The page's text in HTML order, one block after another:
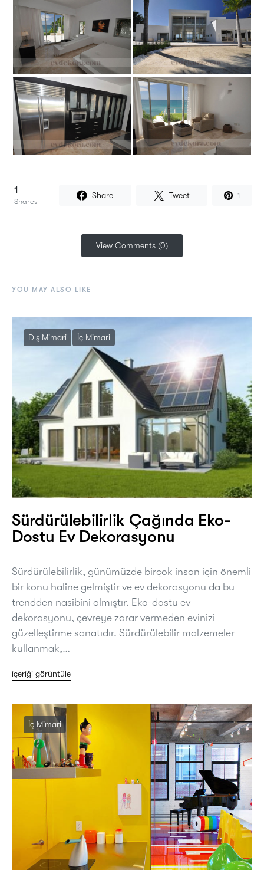
1
Shares
Share Tweet 1
View Comments (0)
YOU MAY ALSO LIKE
Dış Mimari İç Mimari
Sürdürülebilirlik Çağında Eko-
Dostu Ev Dekorasyonu
Sürdürülebilirlik, günümüzde birçok insan için önemli
bir konu haline gelmiştir ve ev dekorasyonu da bu
trendden nasibini almıştır. Eko-dostu ev
dekorasyonu, çevreye zarar vermeden evinizi
güzelleştirme sanatıdır. Sürdürülebilir malzemeler
kullanmak,…
içeriği görüntüle
İç Mimari